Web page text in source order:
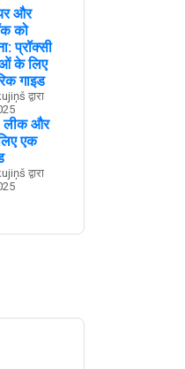
और
को
प्रॉक्सी
के लिए
गाइड
द्वारा
लीक और
एक
द्वारा